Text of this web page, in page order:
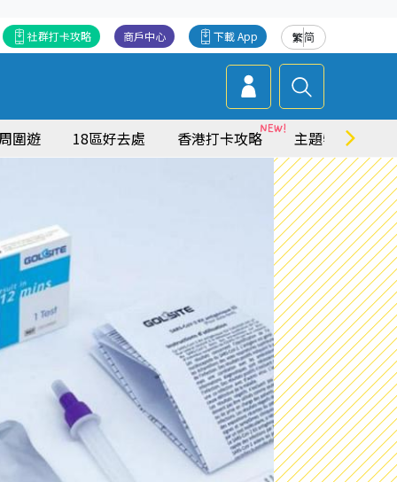
繁简
下載 App
商戶中心
社群打卡攻略
圍遊 18區好去處 香港打卡攻略 主題特集